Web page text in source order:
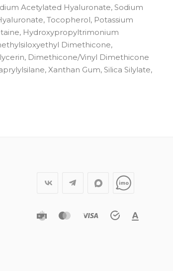
Acetylated Hyaluronate, Sodium
Tocopherol, Potassium
Hydroxypropyltrimonium
Dimethicone,
Dimethicone/Vinyl Dimethicone
Xanthan Gum, Silica Silylate,